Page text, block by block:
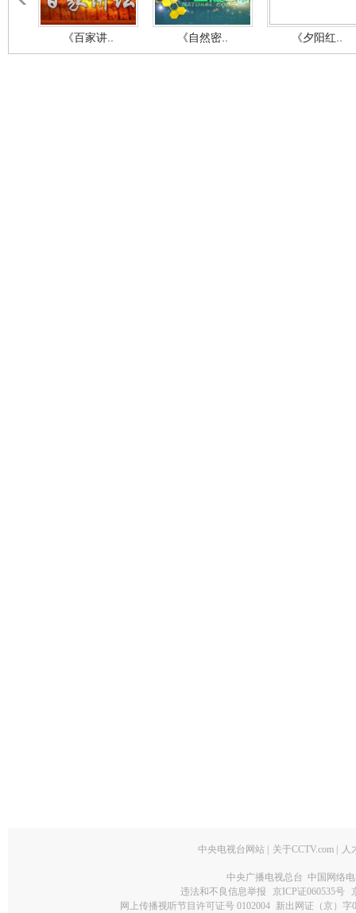
《百家讲.. 《自然密.. 《夕阳红..
中央电视台网站 关于CCTV.com 人
中央广播电视总台 中国网络
违法和不良信息举报
京ICP证060535号
网上传播视听节目许可证号 0102004 新出网证（京）